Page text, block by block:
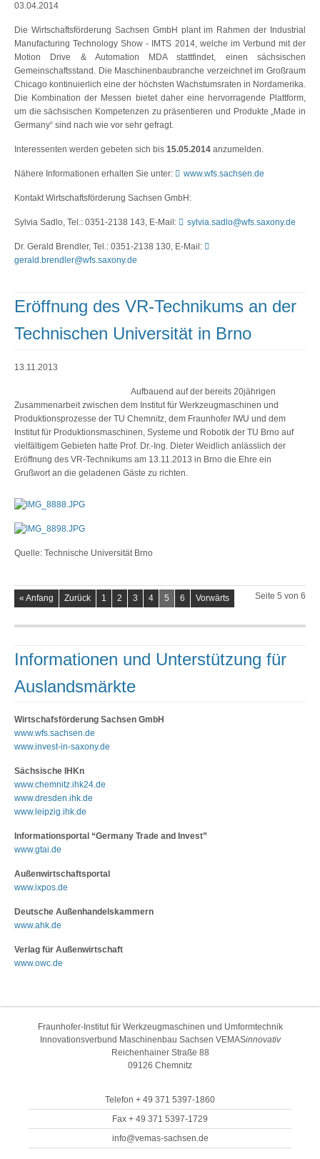
03.04.2014
Die Wirtschaftsförderung Sachsen GmbH plant im Rahmen der Industrial
Manufacturing Technology Show - IMTS 2014, welche im Verbund mit der
Motion Drive & Automation MDA stattfindet, einen sächsischen
Gemeinschaftsstand. Die Maschinenbaubranche verzeichnet im Großraum
Chicago kontinuierlich eine der höchsten Wachstumsraten in Nordamerika.
Die Kombination der Messen bietet daher eine hervorragende Plattform,
um die sächsischen Kompetenzen zu präsentieren und Produkte „Made in
Germany“ sind nach wie vor sehr gefragt.
Interessenten werden gebeten sich bis 15.05.2014 anzumelden.
Nähere Informationen erhalten Sie unter: www.wfs.sachsen.de
Kontakt Wirtschaftsförderung Sachsen GmbH:
Sylvia Sadlo, Tel.: 0351-2138 143, E-Mail: sylvia.sadlo@wfs.saxony.de
Dr. Gerald Brendler, Tel.: 0351-2138 130, E-Mail:
gerald.brendler@wfs.saxony.de
Eröffnung des VR-Technikums an der
Technischen Universität in Brno
13.11.2013
Aufbauend auf der bereits 20jährigen
Zusammenarbeit zwischen dem Institut für Werkzeugmaschinen und
Produktionsprozesse der TU Chemnitz, dem Fraunhofer IWU und dem
Institut für Produktionsmaschinen, Systeme und Robotik der TU Brno auf
vielfältigem Gebieten hatte Prof. Dr.-Ing. Dieter Weidlich anlässlich der
Eröffnung des VR-Technikums am 13.11.2013 in Brno die Ehre ein
Grußwort an die geladenen Gäste zu richten.
Quelle: Technische Universität Brno
Seite 5 von 6
« Anfang Zurück 1 2 3 4 5 6 Vorwärts
Informationen und Unterstützung für
Auslandsmärkte
Wirtschafsförderung Sachsen GmbH
www.wfs.sachsen.de
www.invest-in-saxony.de
Sächsische IHKn
www.chemnitz.ihk24.de
www.dresden.ihk.de
www.leipzig.ihk.de
Informationsportal “Germany Trade and Invest”
www.gtai.de
Außenwirtschaftsportal
www.ixpos.de
Deutsche Außenhandelskammern
www.ahk.de
Verlag für Außenwirtschaft
www.owc.de
Fraunhofer-Institut für Werkzeugmaschinen und Umformtechnik
Innovationsverbund Maschinenbau Sachsen VEMASinnovativ
Reichenhainer Straße 88
09126 Chemnitz
Telefon + 49 371 5397-1860
Fax + 49 371 5397-1729
info@vemas-sachsen.de